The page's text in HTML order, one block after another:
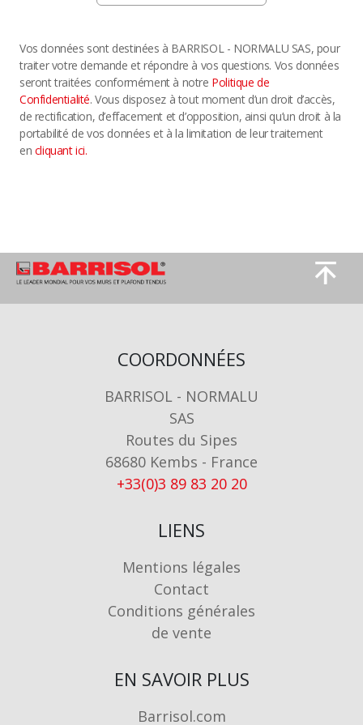
Vos données sont destinées à BARRISOL - NORMALU SAS, pour
traiter votre demande et répondre à vos questions. Vos données
seront traitées conformément à notre Politique de
Confidentialité. Vous disposez à tout moment d’un droit d’accès,
de rectification, d’effacement et d’opposition, ainsi qu’un droit à la
portabilité de vos données et à la limitation de leur traitement
en cliquant ici.
Image Image
COORDONNÉES
BARRISOL - NORMALU
SAS
Routes du Sipes
68680 Kembs - France
+33(0)3 89 83 20 20
LIENS
Mentions légales
Contact
Conditions générales
de vente
EN SAVOIR PLUS
Barrisol.com